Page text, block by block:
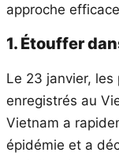
approche
1. Étouffer
Le 23 janvier,
enregistrés au
Vietnam a
épidémie et a